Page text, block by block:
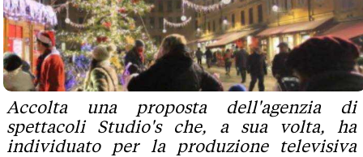
Accolta una proposta dell'agenzia di
spettacoli Studio's che, a sua volta, ha
individuato per la produzione televisiva